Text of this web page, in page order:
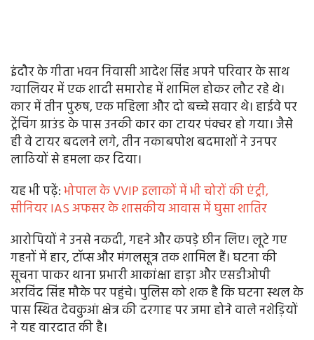
इंदौर के गीता भवन निवासी आदेश सिंह अपने परिवार के साथ
ग्वालियर में एक शादी समारोह में शामिल होकर लौट रहे थे।
कार में तीन पुरुष, एक महिला और दो बच्चे सवार थे। हाईवे पर
ट्रेंचिंग ग्राउंड के पास उनकी कार का टायर पंक्चर हो गया। जैसे
ही वे टायर बदलने लगे, तीन नकाबपोश बदमाशों ने उनपर
लाठियों से हमला कर दिया।
यह भी पढ़ें:भोपाल के VVIP इलाकों में भी चोरों की एंट्री,
सीनियर IAS अफसर के शासकीय आवास में घुसा शातिर
आरोपियों ने उनसे नकदी, गहने और कपड़े छीन लिए। लूटे गए
गहनों में हार, टॉप्स और मंगलसूत्र तक शामिल हैं। घटना की
सूचना पाकर थाना प्रभारी आकांक्षा हाड़ा और एसडीओपी
अरविंद सिंह मौके पर पहुंचे। पुलिस को शक है कि घटना स्थल के
पास स्थित देवकुआं क्षेत्र की दरगाह पर जमा होने वाले नशेड़ियों
ने यह वारदात की है।